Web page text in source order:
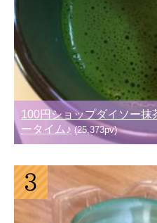
100円ショップダイソー抹
ータイム♪ (25,373pv)